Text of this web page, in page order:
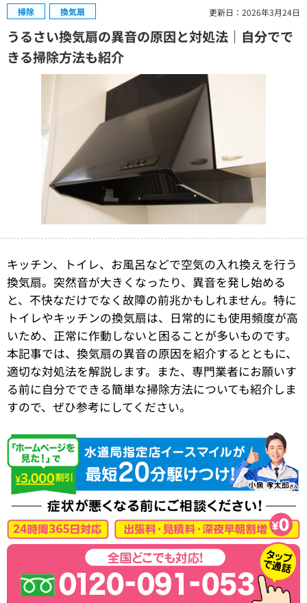
掃除 換気扇 更新日：2026年3月24日
うるさい換気扇の異音の原因と対処法｜自分でで
きる掃除方法も紹介
キッチン、トイレ、お風呂などで空気の入れ換えを行う
換気扇。突然音が大きくなったり、異音を発し始める
と、不快なだけでなく故障の前兆かもしれません。特に
トイレやキッチンの換気扇は、日常的にも使用頻度が高
いため、正常に作動しないと困ることが多いものです。
本記事では、換気扇の異音の原因を紹介するとともに、
適切な対処法を解説します。また、専門業者にお願いす
る前に自分でできる簡単な掃除方法についても紹介しま
すので、ぜひ参考にしてください。